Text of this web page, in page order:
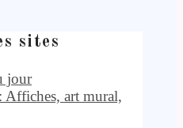
sites
jour
Affiches, art mural,